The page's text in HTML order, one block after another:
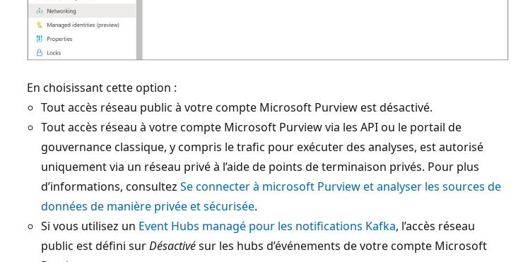
En choisissant cette option :
Tout accès réseau public à votre compte Microsoft Purview est désactivé.
Tout accès réseau à votre compte Microsoft Purview via les API ou le portail de
gouvernance classique, y compris le trafic pour exécuter des analyses, est autorisé
uniquement via un réseau privé à l’aide de points de terminaison privés. Pour plus
d’informations, consultez Se connecter à microsoft Purview et analyser les sources de
données de manière privée et sécurisée.
Si vous utilisez un Event Hubs managé pour les notifications Kafka, l’accès réseau
public est défini surDésactivésur les hubs d’événements de votre compte Microsoft